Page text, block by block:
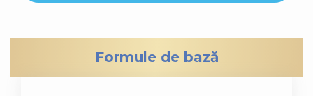
Formule de bază